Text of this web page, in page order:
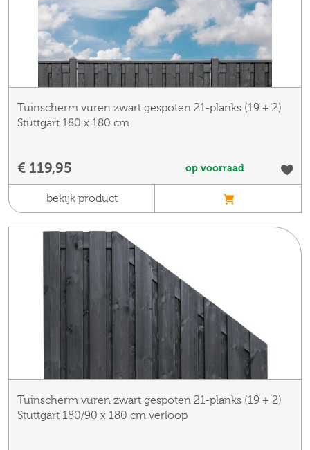
Tuinscherm vuren zwart gespoten 21-planks (19 + 2)
Stuttgart 180 x 180 cm
€ 119,95 op voorraad
bekijk product
Tuinscherm vuren zwart gespoten 21-planks (19 + 2)
Stuttgart 180/90 x 180 cm verloop